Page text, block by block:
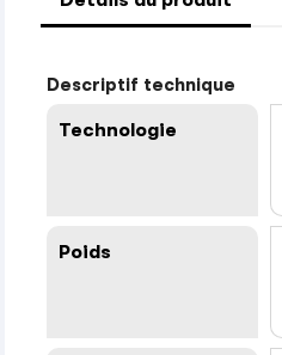
Descriptif technique
Technologie
Poids